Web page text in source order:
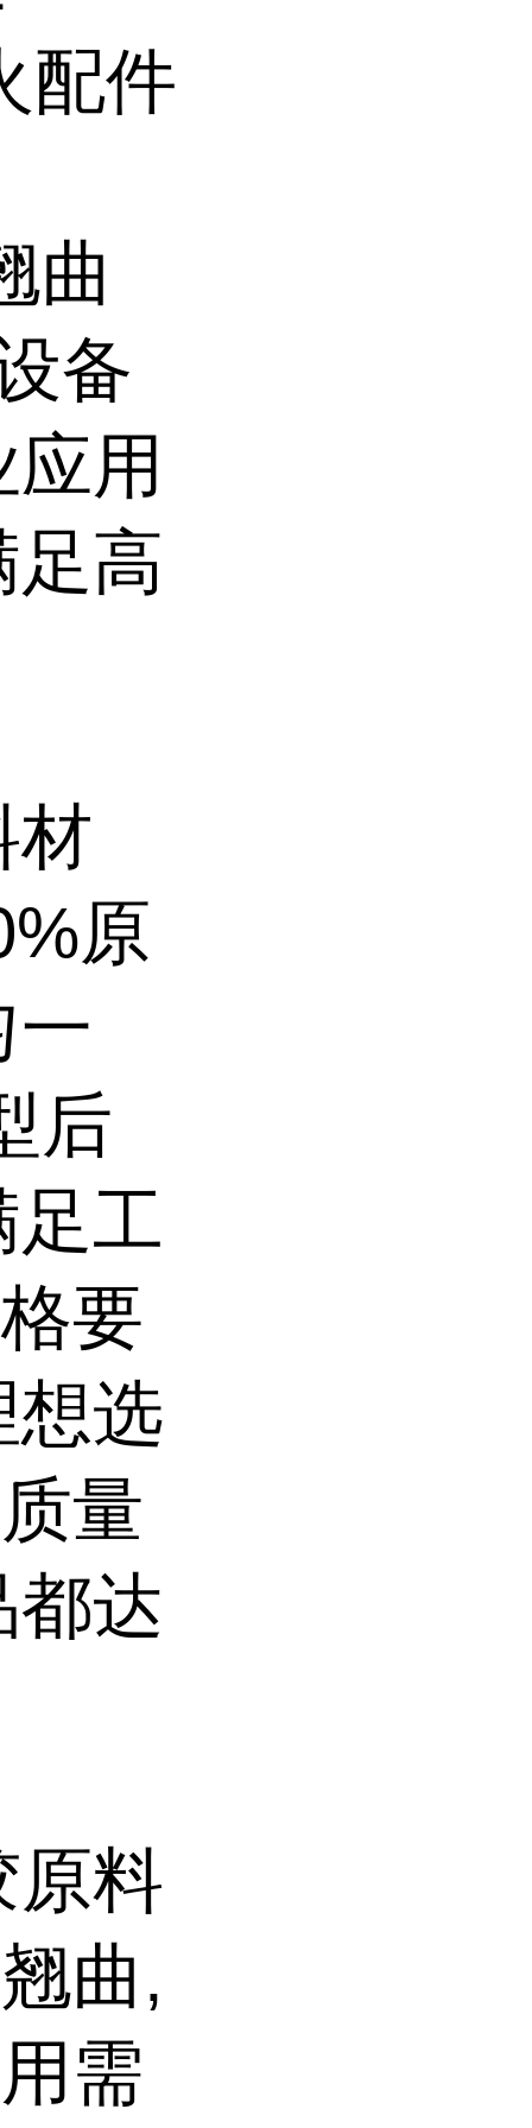
配件
曲
备
用
足高
材
原
一
后
足工
要
想选
量
都达
原料
曲,
需